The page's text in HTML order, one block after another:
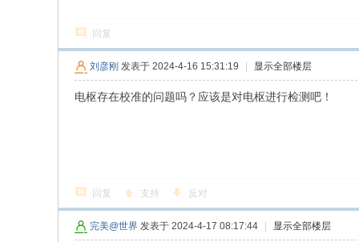
回复
刘彦刚 发表于 2024-4-16 15:31:19 显示全部楼层
电枢存在校准的问题吗？应该是对电枢进行检测吧！
回复 支持 反对
完美@世界 发表于 2024-4-17 08:17:44 显示全部楼层